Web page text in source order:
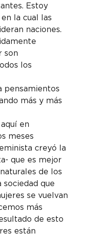
Estoy
la cual las
naciones.
son
los
pensamientos
más y más
en
meses
creyó la
que es mejor
de los
sociedad que
se vuelvan
más
de esto
están